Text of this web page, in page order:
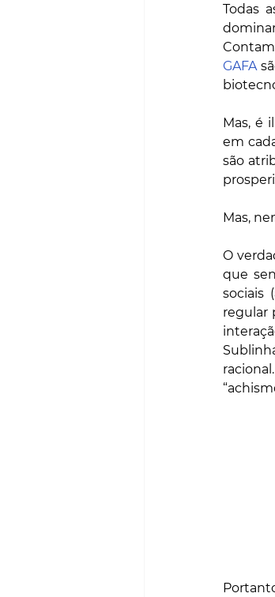
Todas
GAFA
Mas, é
em
são
Mas,
O
que
sociais
regular